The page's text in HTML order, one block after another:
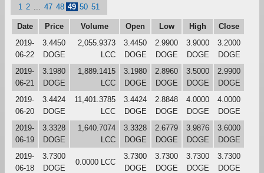
1 2 47 48 49 50 51
Date Price Volume Open Low High
Close
2019-
06-22
3.4450
DOGE
2,055.9373
LCC
3.4450
DOGE
2.9900
DOGE
3.9000
DOGE
3.2000
DOGE
2019-
06-21
3.1980
DOGE
1,889.1415
LCC
3.1980
DOGE
2.8960
DOGE
3.5000
DOGE
2.9900
DOGE
2019-
06-20
3.4424
DOGE
11,401.3785
LCC
3.4424
DOGE
2.8848
DOGE
4.0000
DOGE
4.0000
DOGE
2019-
06-19
3.3328
DOGE
1,640.7074
LCC
3.3328
DOGE
2.6779
DOGE
3.9876
DOGE
3.6000
DOGE
2019-
06-18
3.7300
DOGE
0.0000 LCC
3.7300
DOGE
3.7300
DOGE
3.7300
DOGE
3.7300
DOGE